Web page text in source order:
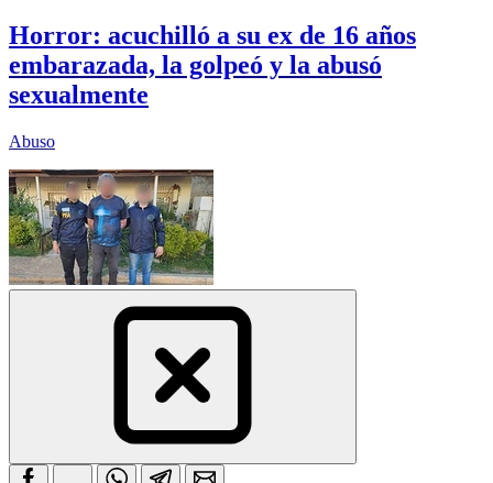
Horror: acuchilló a su ex de 16 años
embarazada, la golpeó y la abusó
sexualmente
Abuso